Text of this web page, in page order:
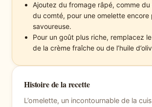
Ajoutez du fromage râpé, comme du
du comté, pour une omelette encore
savoureuse.
Pour un goût plus riche, remplacez
de la crème fraîche ou de l’huile
Histoire de la recette
L’omelette, un incontournable de la